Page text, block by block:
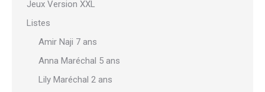
Jeux Version XXL
Listes
Amir Naji 7 ans
Anna Maréchal 5 ans
Lily Maréchal 2 ans